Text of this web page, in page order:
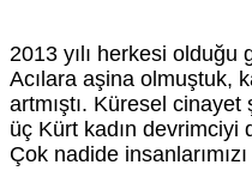
2013 yılı herkesi olduğu
Acılara aşina olmuştuk,
artmıştı. Küresel
üç Kürt kadın devrimciyi
Çok nadide